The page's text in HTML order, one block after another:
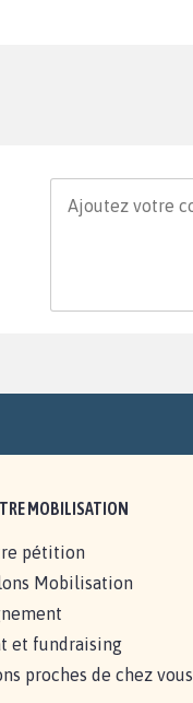
MOBILISATION
pétition
Mobilisation
et fundraising
proches de chez vous